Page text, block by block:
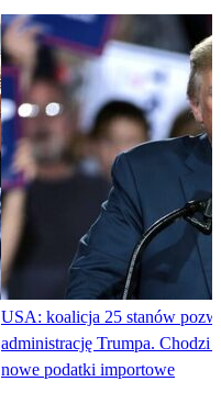
USA: koalicja 25 stanów
administrację Trumpa. Chodzi
nowe podatki importowe